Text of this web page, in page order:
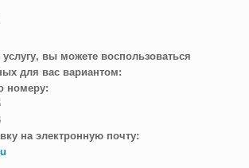
услугу, вы можете воспользоваться
для вас вариантом:
номеру:
на электронную почту: